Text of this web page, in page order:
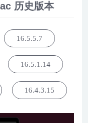
历史版本
16.5.5.7
16.5.1.14
16.4.3.15